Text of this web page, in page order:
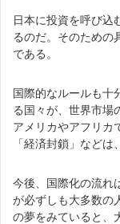
日本に投資を呼び込
るのだ。そのための
である。
国際的なルールも十
る国々が、世界市場
アメリカやアフリカ
「経済封鎖」などは
今後、国際化の流れ
が必ずしも大多数の
の夢をみていると、